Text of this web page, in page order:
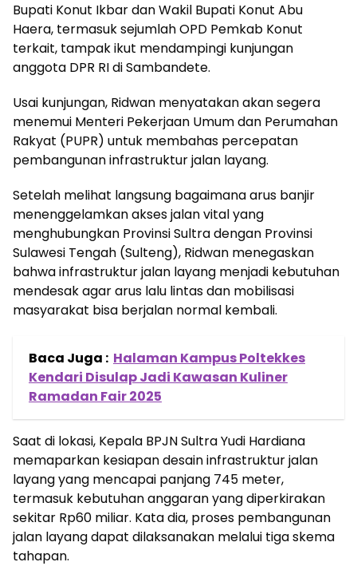
Bupati Konut Ikbar dan Wakil Bupati Konut Abu
Haera, termasuk sejumlah OPD Pemkab Konut
terkait, tampak ikut mendampingi kunjungan
anggota DPR RI di Sambandete.
Usai kunjungan, Ridwan menyatakan akan segera
menemui Menteri Pekerjaan Umum dan Perumahan
Rakyat (PUPR) untuk membahas percepatan
pembangunan infrastruktur jalan layang.
Setelah melihat langsung bagaimana arus banjir
menenggelamkan akses jalan vital yang
menghubungkan Provinsi Sultra dengan Provinsi
Sulawesi Tengah (Sulteng), Ridwan menegaskan
bahwa infrastruktur jalan layang menjadi kebutuhan
mendesak agar arus lalu lintas dan mobilisasi
masyarakat bisa berjalan normal kembali.
Baca Juga : Halaman Kampus Poltekkes
Kendari Disulap Jadi Kawasan Kuliner
Ramadan Fair 2025
Saat di lokasi, Kepala BPJN Sultra Yudi Hardiana
memaparkan kesiapan desain infrastruktur jalan
layang yang mencapai panjang 745 meter,
termasuk kebutuhan anggaran yang diperkirakan
sekitar Rp60 miliar. Kata dia, proses pembangunan
jalan layang dapat dilaksanakan melalui tiga skema
tahapan.